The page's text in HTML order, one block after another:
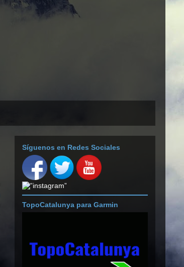
Síguenos en Redes Sociales
TopoCatalunya para Garmin